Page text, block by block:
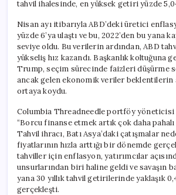
tahvil ihalesinde, en yüksek getiri yüzde
Nisan ayı itibarıyla ABD’deki üretici
yüzde 6’ya ulaştı ve bu, 2022’den bu yana
seviye oldu. Bu verilerin ardından, ABD
yükseliş hız kazandı. Başkanlık koltuğuna
Trump, seçim sürecinde faizleri düşürme
ancak gelen ekonomik veriler
ortaya koydu.
Columbia Threadneedle portföy yöneticisi
“Borcu finanse etmek artık çok daha pahalı
Tahvil ihracı, Batı Asya’daki çatışmalar
fiyatlarının hızla arttığı bir dönemde
tahviller için enflasyon, yatırımcılar
unsurlarından biri haline geldi ve savaşın
yana 30 yıllık tahvil getirilerinde yaklaşık
gerçekleşti.